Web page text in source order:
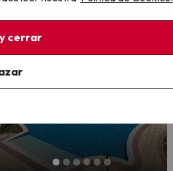
cerrar